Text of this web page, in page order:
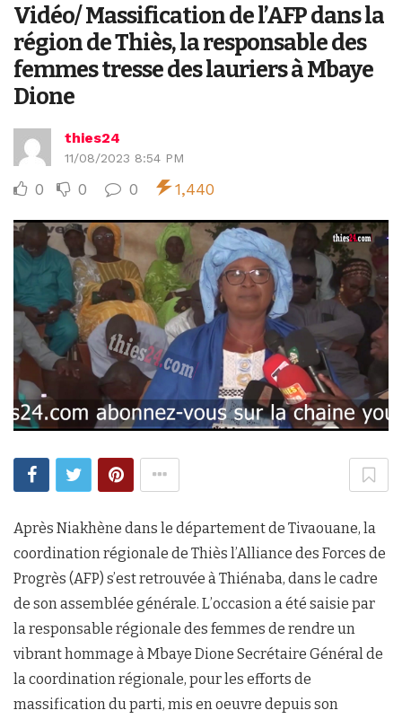
Vidéo/ Massification de l’AFP dans la
région de Thiès, la responsable des
femmes tresse des lauriers à Mbaye
Dione
thies24
11/08/2023 8:54 PM
0 0 0 1,440
Après Niakhène dans le département de Tivaouane, la
coordination régionale de Thiès l’Alliance des Forces de
Progrès (AFP) s’est retrouvée à Thiénaba, dans le cadre
de son assemblée générale. L’occasion a été saisie par
la responsable régionale des femmes de rendre un
vibrant hommage à Mbaye Dione Secrétaire Général de
la coordination régionale, pour les efforts de
massification du parti, mis en oeuvre depuis son